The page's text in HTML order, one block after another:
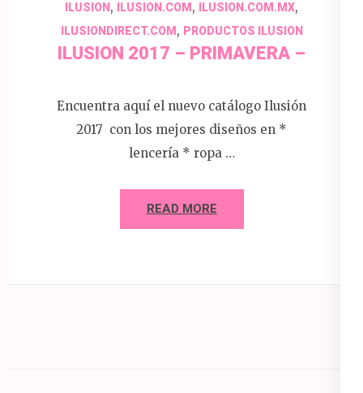
ILUSION, ILUSION.COM, ILUSION.COM.MX,
ILUSIONDIRECT.COM, PRODUCTOS ILUSION
ILUSION 2017 – PRIMAVERA –
Encuentra aquí el nuevo catálogo Ilusión
2017 con los mejores diseños en *
lencería * ropa …
READ MORE